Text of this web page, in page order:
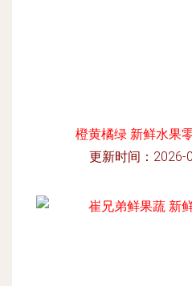
橙黄橘绿 新鲜水果
更新时间：2026-